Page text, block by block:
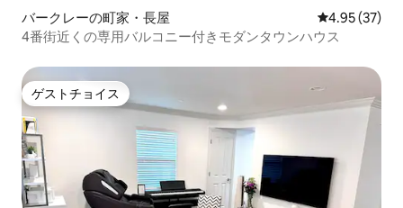
バークレーの町家・長屋 レビュー37
4.95 (37)
4番街近くの専用バルコニー付きモダンタウンハウス
ゲストチョイス
ゲストチョイス